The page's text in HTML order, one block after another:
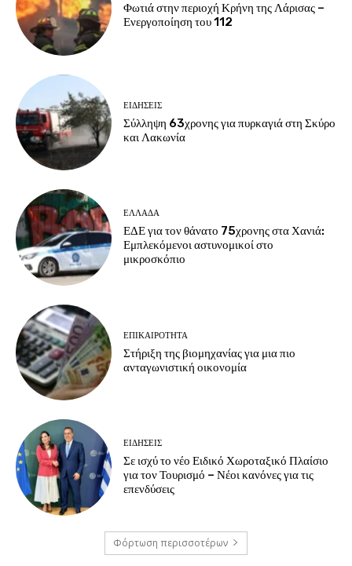
Φωτιά στην περιοχή Κρήνη της Λάρισας –
Ενεργοποίηση του 112
ΕΙΔΗΣΕΙΣ
Σύλληψη 63χρονης για πυρκαγιά στη Σκύρο
και Λακωνία
ΕΛΛΑΔΑ
ΕΔΕ για τον θάνατο 75χρονης στα Χανιά:
Εμπλεκόμενοι αστυνομικοί στο
μικροσκόπιο
ΕΠΙΚΑΙΡΟΤΗΤΑ
Στήριξη της βιομηχανίας για μια πιο
ανταγωνιστική οικονομία
ΕΙΔΗΣΕΙΣ
Σε ισχύ το νέο Ειδικό Χωροταξικό Πλαίσιο
για τον Τουρισμό – Νέοι κανόνες για τις
επενδύσεις
Φόρτωση περισσοτέρων